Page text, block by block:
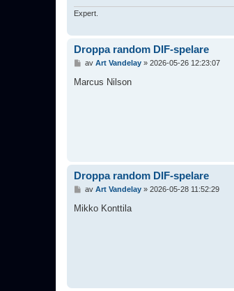
Expert.
Droppa random DIF-spelare
l
av Art Vandelay» 2026-05-26 12:23:07
Marcus Nilson
Droppa random DIF-spelare
l
av Art Vandelay» 2026-05-28 11:52:29
Mikko Konttila